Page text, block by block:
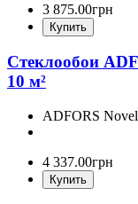
3 875.00грн
Купить
Стеклообои
10 м²
ADFORS
4 337.00грн
Купить